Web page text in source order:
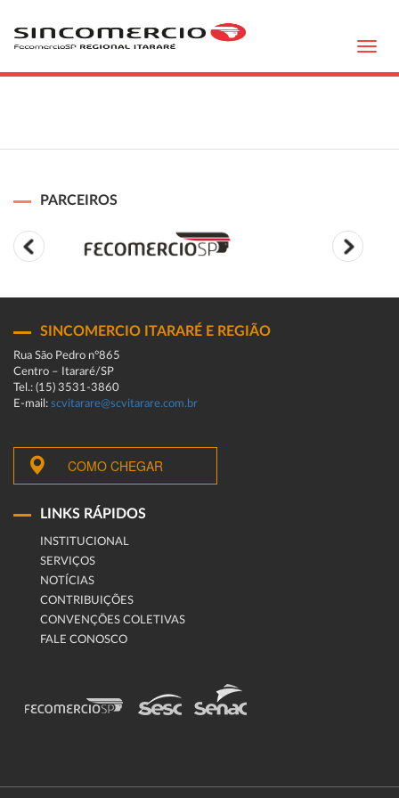
PARCEIROS
SINCOMERCIO ITARARÉ E REGIÃO
Rua São Pedro n°865
Centro – Itararé/SP
Tel.: (15) 3531-3860
E-mail: scvitarare@scvitarare.com.br
COMO CHEGAR
LINKS RÁPIDOS
INSTITUCIONAL
SERVIÇOS
NOTÍCIAS
CONTRIBUIÇÕES
CONVENÇÕES COLETIVAS
FALE CONOSCO